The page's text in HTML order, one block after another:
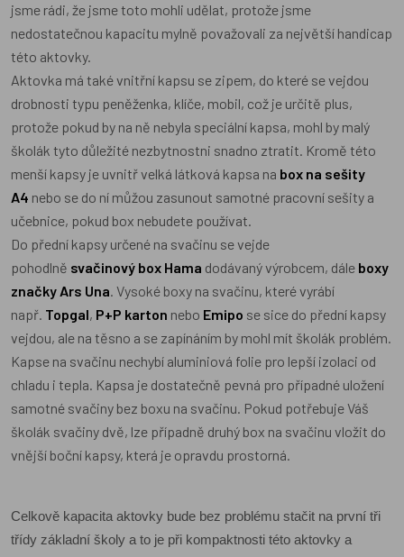
jsme rádi, že jsme toto mohli udělat, protože jsme
nedostatečnou kapacitu mylně považovali za největší handicap
této aktovky.
Aktovka má také vnitřní kapsu se zipem, do které se vejdou
drobnosti typu peněženka, klíče, mobil, což je určitě plus,
protože pokud by na ně nebyla speciální kapsa, mohl by malý
školák tyto důležité nezbytnostni snadno ztratit. Kromě této
menší kapsy je uvnitř velká látková kapsa na box na sešity
A4 nebo se do ní můžou zasunout samotné pracovní sešity a
učebnice, pokud box nebudete používat.
Do přední kapsy určené na svačinu se vejde
pohodlně svačinový box Hama dodávaný výrobcem, dále boxy
značky Ars Una. Vysoké boxy na svačinu, které vyrábí
např. Topgal, P+P karton nebo Emipo se sice do přední kapsy
vejdou, ale na těsno a se zapínáním by mohl mít školák problém.
Kapse na svačinu nechybí aluminiová folie pro lepší izolaci od
chladu i tepla. Kapsa je dostatečně pevná pro případné uložení
samotné svačiny bez boxu na svačinu. Pokud potřebuje Váš
školák svačiny dvě, lze případně druhý box na svačinu vložit do
vnější boční kapsy, která je opravdu prostorná.
Celkově kapacita aktovky bude bez problému stačit na první tři
třídy základní školy a to je při kompaktnosti této aktovky a